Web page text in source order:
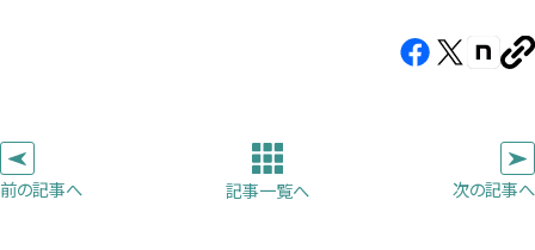
Facebook（新
X（新 note（新
で
ー
前の記事へ 記事一覧へ 次の記事へ